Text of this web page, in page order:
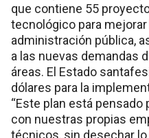
que contiene 55
tecnológico para
administración pública,
a las nuevas demandas
áreas. El Estado
dólares para la
“Este plan está
con nuestras propias